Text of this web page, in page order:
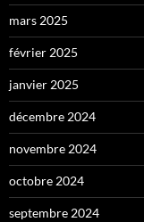
mars 2025
février 2025
janvier 2025
décembre 2024
novembre 2024
octobre 2024
septembre 2024